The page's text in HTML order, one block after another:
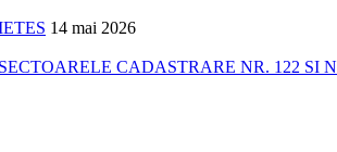
14 mai 2026
CADASTRARE NR. 122 SI